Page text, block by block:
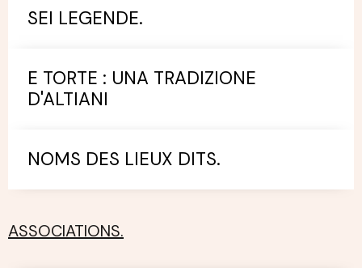
SEI LEGENDE.
E TORTE : UNA TRADIZIONE
D'ALTIANI
NOMS DES LIEUX DITS.
ASSOCIATIONS.